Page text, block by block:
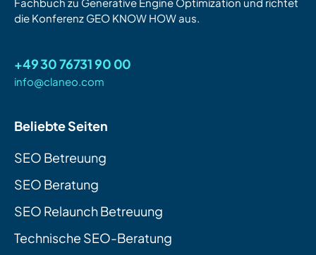
die Konferenz GEO KNOW HOW aus.
+49 30 76731 90 00
info@claneo.com
Beliebte Seiten
SEO Betreuung
SEO Beratung
SEO Relaunch Betreuung
Technische SEO-Beratung